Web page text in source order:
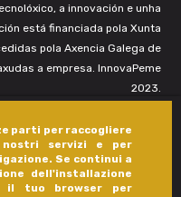
parti per raccogliere
servizi e per
Se continui a
dell'installazione
il tuo browser per
a innovación e unha
está financiada pola Xunta
pola Axencia Galega de
a empresa. InnovaPeme
2023.